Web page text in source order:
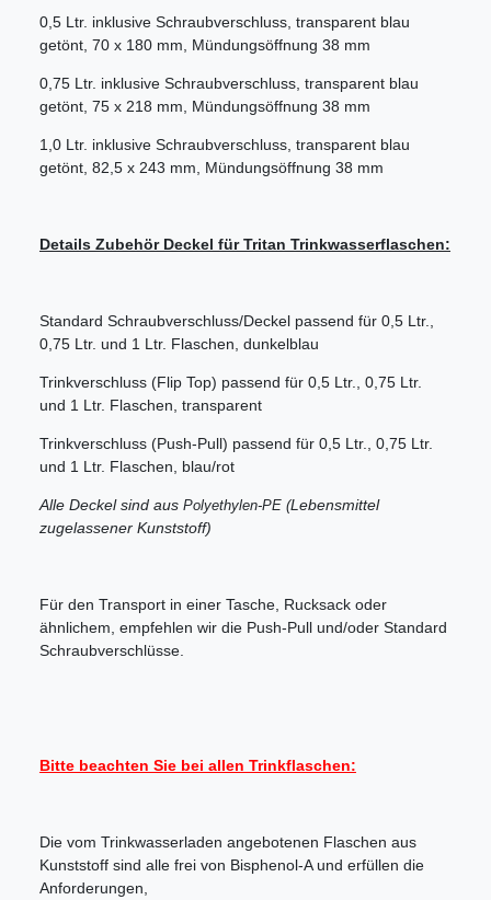
0,5 Ltr. inklusive Schraubverschluss, transparent blau
getönt, 70 x 180 mm, Mündungsöffnung 38 mm
0,75 Ltr. inklusive Schraubverschluss, transparent blau
getönt, 75 x 218 mm, Mündungsöffnung 38 mm
1,0 Ltr. inklusive Schraubverschluss, transparent blau
getönt, 82,5 x 243 mm, Mündungsöffnung 38 mm
Details Zubehör Deckel für Tritan Trinkwasserflaschen:
Standard Schraubverschluss/Deckel passend für 0,5 Ltr.,
0,75 Ltr. und 1 Ltr. Flaschen, dunkelblau
Trinkverschluss (Flip Top) passend für 0,5 Ltr., 0,75 Ltr.
und 1 Ltr. Flaschen, transparent
Trinkverschluss (Push-Pull) passend für 0,5 Ltr., 0,75 Ltr.
und 1 Ltr. Flaschen, blau/rot
Alle Deckel sind aus Polyethylen-PE (Lebensmittel
zugelassener Kunststoff)
Für den Transport in einer Tasche, Rucksack oder
ähnlichem, empfehlen wir die Push-Pull und/oder Standard
Schraubverschlüsse.
Bitte beachten Sie bei allen Trinkflaschen:
Die vom Trinkwasserladen angebotenen Flaschen aus
Kunststoff sind alle frei von Bisphenol-A und erfüllen die
Anforderungen,